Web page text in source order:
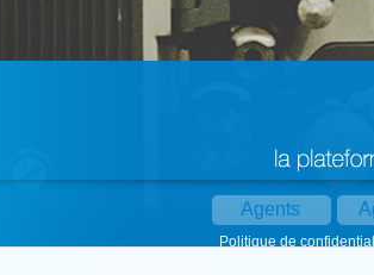
Agents
Politique de